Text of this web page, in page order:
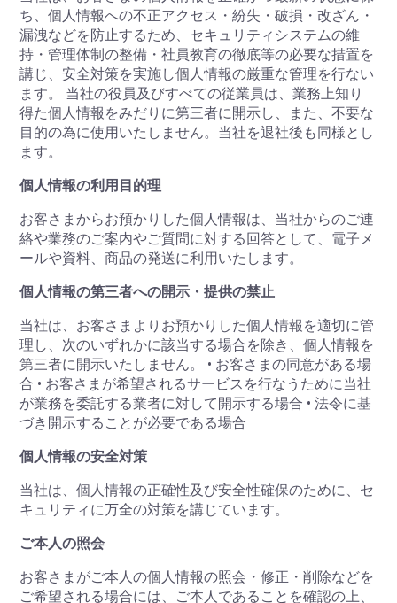
ち、個人情報への不正アクセス・紛失・破損・改ざん・
漏洩などを防止するため、セキュリティシステムの維
持・管理体制の整備・社員教育の徹底等の必要な措置を
講じ、安全対策を実施し個人情報の厳重な管理を行ない
ます。 当社の役員及びすべての従業員は、業務上知り
得た個人情報をみだりに第三者に開示し、また、不要な
目的の為に使用いたしません。当社を退社後も同様とし
ます。
個人情報の利用目的理
お客さまからお預かりした個人情報は、当社からのご連
絡や業務のご案内やご質問に対する回答として、電子メ
ールや資料、商品の発送に利用いたします。
個人情報の第三者への開示・提供の禁止
当社は、お客さまよりお預かりした個人情報を適切に管
理し、次のいずれかに該当する場合を除き、個人情報を
第三者に開示いたしません。 • お客さまの同意がある場
合 • お客さまが希望されるサービスを行なうために当社
が業務を委託する業者に対して開示する場合 • 法令に基
づき開示することが必要である場合
個人情報の安全対策
当社は、個人情報の正確性及び安全性確保のために、セ
キュリティに万全の対策を講じています。
ご本人の照会
お客さまがご本人の個人情報の照会・修正・削除などを
ご希望される場合には、ご本人であることを確認の上、